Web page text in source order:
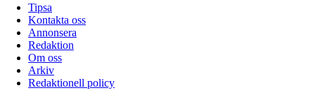
Tipsa
Kontakta oss
Annonsera
Redaktion
Om oss
Arkiv
Redaktionell policy